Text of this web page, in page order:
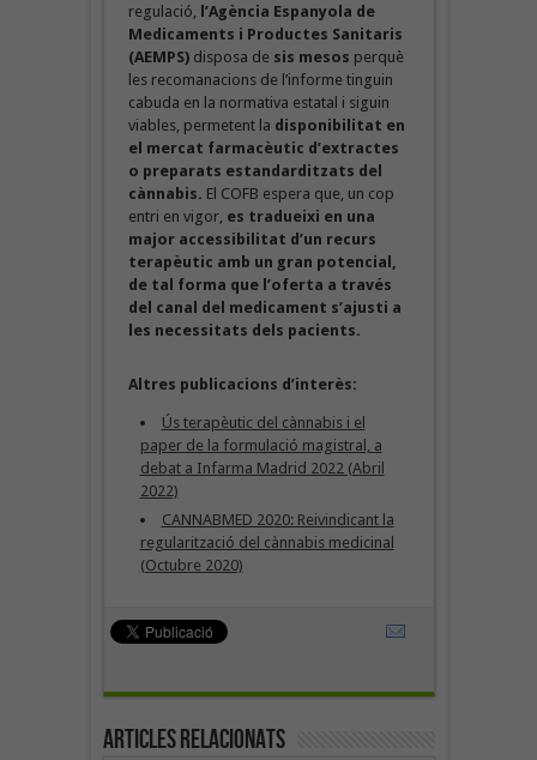
regulació, l’Agència Espanyola de
Medicaments i Productes Sanitaris
(AEMPS)disposa de sis mesos perquè
les recomanacions de l’informe tinguin
cabuda en la normativa estatal i siguin
viables, permetent la disponibilitat en
el mercat farmacèutic d’extractes
o preparats estandarditzats del
cànnabis. El COFB espera que, un cop
entri en vigor, es tradueixi en una
major accessibilitat d’un recurs
terapèutic amb un gran potencial,
de tal forma que l’oferta a través
del canal del medicament s’ajusti a
les necessitats dels pacients.
Altres publicacions d’interès:
Ús terapèutic del cànnabis i el
paper de la formulació magistral, a
debat a Infarma Madrid 2022 (Abril
2022)
CANNABMED 2020: Reivindicant la
regularització del cànnabis medicinal
(Octubre 2020)
Articles Relacionats